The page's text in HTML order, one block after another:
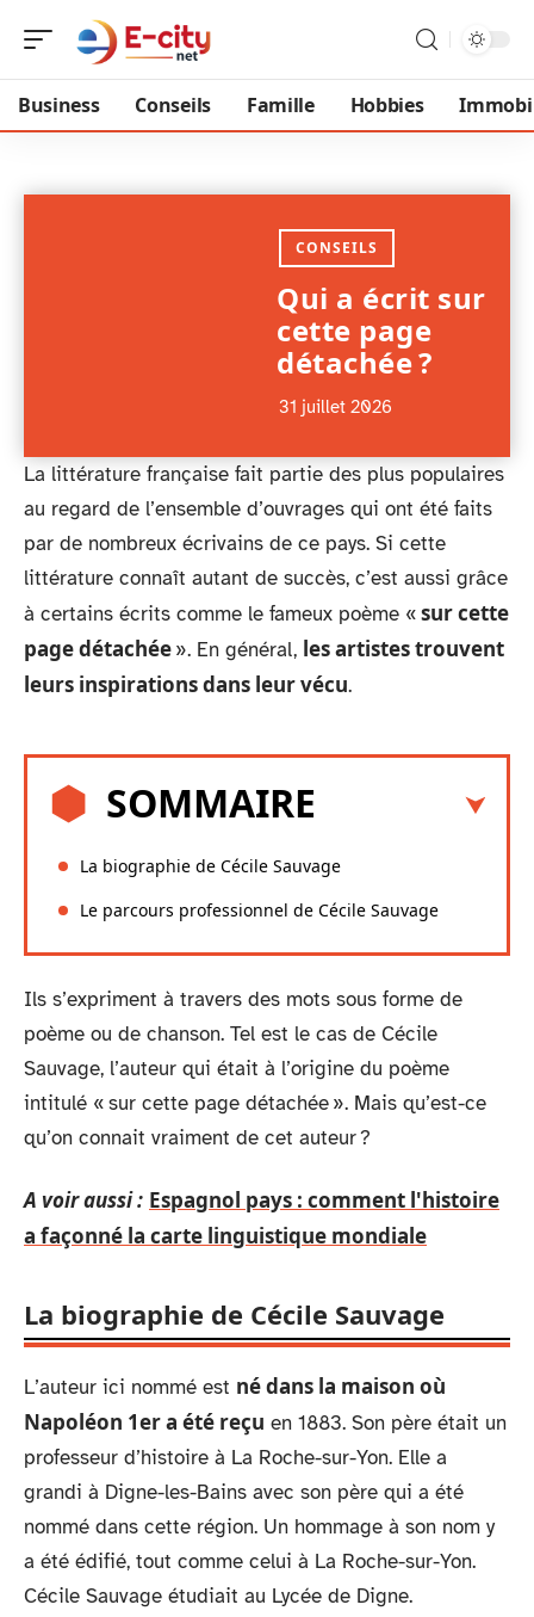
Business Conseils Famille Hobbies
CONSEILS
Qui a écrit sur
cette page
détachée ?
31 juillet 2026
La littérature française fait partie des plus populaires
au regard de l’ensemble d’ouvrages qui ont été faits
par de nombreux écrivains de ce pays. Si cette
littérature connaît autant de succès, c’est aussi grâce
à certains écrits comme le fameux poème «sur cette
page détachée». En général, les artistes trouvent
leurs inspirations dans leur vécu.
SOMMAIRE
La biographie de Cécile Sauvage
Le parcours professionnel de Cécile Sauvage
Ils s’expriment à travers des mots sous forme de
poème ou de chanson. Tel est le cas de Cécile
Sauvage, l’auteur qui était à l’origine du poème
intitulé « sur cette page détachée ». Mais qu’est-ce
qu’on connait vraiment de cet auteur ?
A voir aussi : Espagnol pays : comment l'histoire
a façonné la carte linguistique mondiale
La biographie de Cécile Sauvage
L’auteur ici nommé est né dans la maison où
Napoléon 1er a été reçu en 1883. Son père était un
professeur d’histoire à La Roche-sur-Yon. Elle a
grandi à Digne-les-Bains avec son père qui a été
nommé dans cette région. Un hommage à son nom y
a été édifié, tout comme celui à La Roche-sur-Yon.
Cécile Sauvage étudiait au Lycée de Digne.